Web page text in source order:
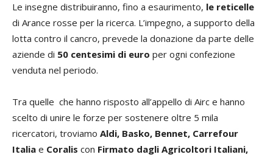
Le insegne distribuiranno, fino a esaurimento, le reticelle
di Arance rosse per la ricerca. L’impegno, a supporto della
lotta contro il cancro, prevede la donazione da parte delle
aziende di 50 centesimi di euro per ogni confezione
venduta nel periodo.
Tra quelle che hanno risposto all’appello di Airc e hanno
scelto di unire le forze per sostenere oltre 5 mila
ricercatori, troviamo Aldi, Basko, Bennet, Carrefour
Italia e Coralis con Firmato dagli Agricoltori Italiani,